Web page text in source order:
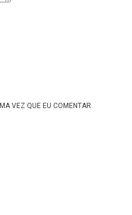
VEZ QUE EU COMENTAR.